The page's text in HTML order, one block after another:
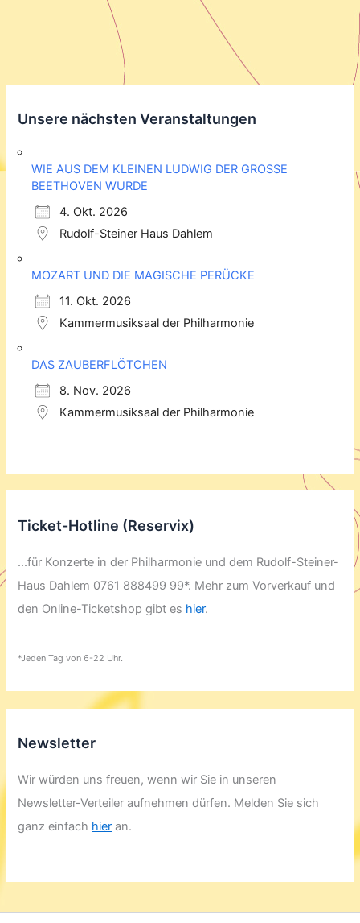
Unsere nächsten Veranstaltungen
WIE AUS DEM KLEINEN LUDWIG DER GROSSE
BEETHOVEN WURDE
4. Okt. 2026
Rudolf-Steiner Haus Dahlem
MOZART UND DIE MAGISCHE PERÜCKE
11. Okt. 2026
Kammermusiksaal der Philharmonie
DAS ZAUBERFLÖTCHEN
8. Nov. 2026
Kammermusiksaal der Philharmonie
Ticket-Hotline (Reservix)
...für Konzerte in der Philharmonie und dem Rudolf-Steiner-
Haus Dahlem 0761 888499 99*. Mehr zum Vorverkauf und
den Online-Ticketshop gibt es hier.
*Jeden Tag von 6-22 Uhr.
Newsletter
Wir würden uns freuen, wenn wir Sie in unseren
Newsletter-Verteiler aufnehmen dürfen. Melden Sie sich
ganz einfach hier an.